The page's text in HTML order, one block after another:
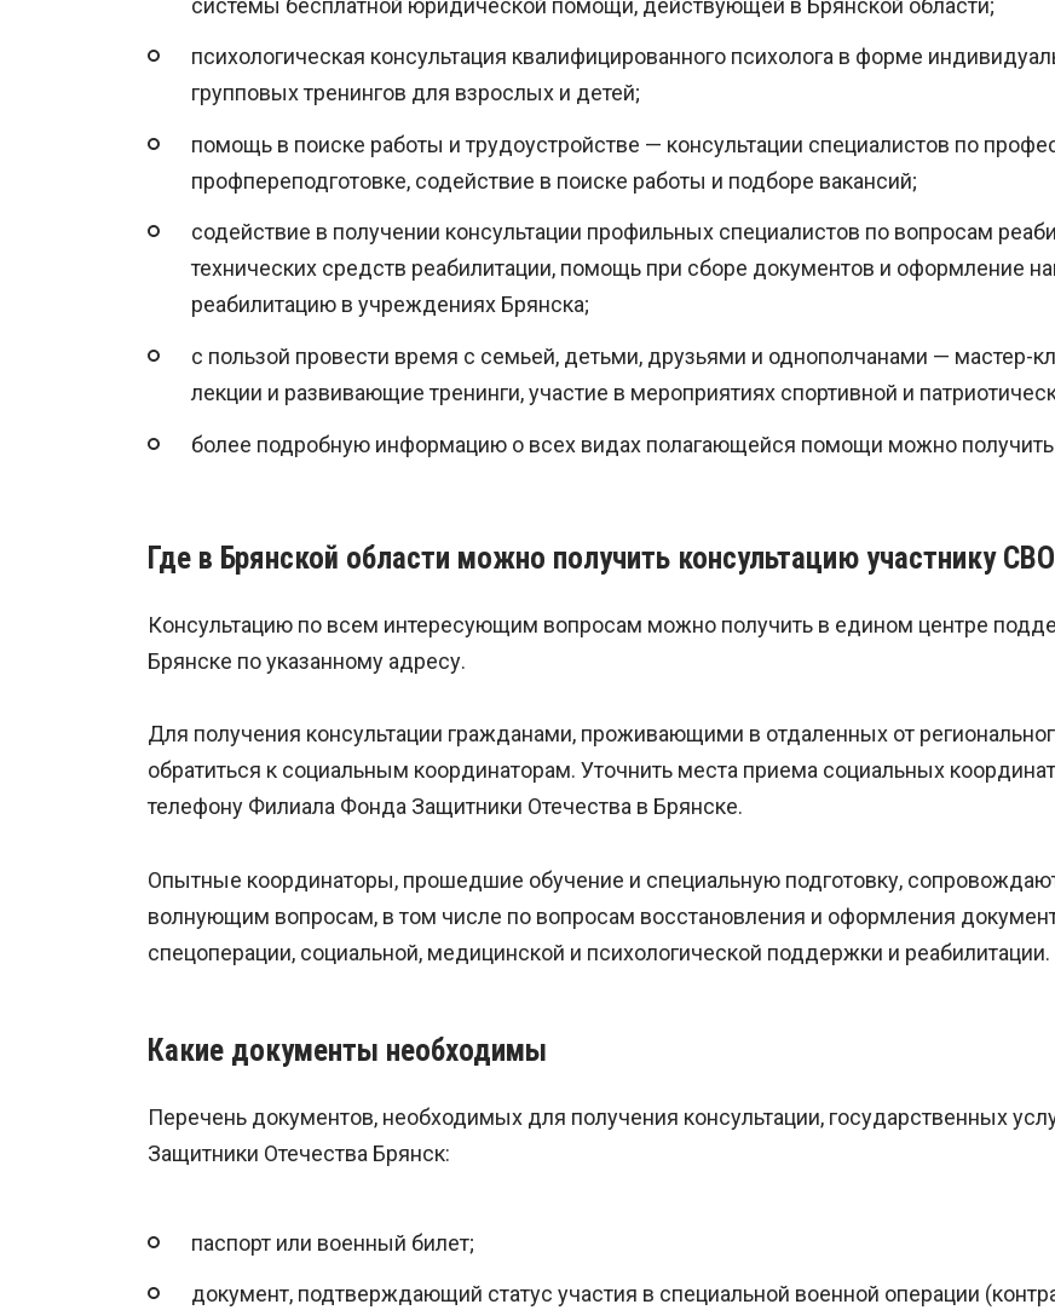
психологическая консультация квалифицированного психолога в форме
групповых тренингов для взрослых и детей;
помощь в поиске работы и трудоустройстве — консультации специалистов по
профпереподготовке, содействие в поиске работы и подборе вакансий;
содействие в получении консультации профильных специалистов по вопросам
технических средств реабилитации, помощь при сборе документов и оформление
реабилитацию в учреждениях Брянска;
с пользой провести время с семьей, детьми, друзьями и однополчанами — мастер-
лекции и развивающие тренинги, участие в мероприятиях спортивной и
более подробную информацию о всех видах полагающейся помощи можно
Где в Брянской области можно получить консультацию участнику СВО
Консультацию по всем интересующим вопросам можно получить в едином центре
Брянске по указанному адресу.
Для получения консультации гражданами, проживающими в отдаленных от
обратиться к социальным координаторам. Уточнить места приема социальных
телефону Филиала Фонда Защитники Отечества в Брянске.
Опытные координаторы, прошедшие обучение и специальную подготовку,
волнующим вопросам, в том числе по вопросам восстановления и оформления
спецоперации, социальной, медицинской и психологической поддержки и реабилитации.
Какие документы необходимы
Перечень документов, необходимых для получения консультации, государственных
Защитники Отечества Брянск:
паспорт или военный билет;
документ, подтверждающий статус участия в специальной военной операции